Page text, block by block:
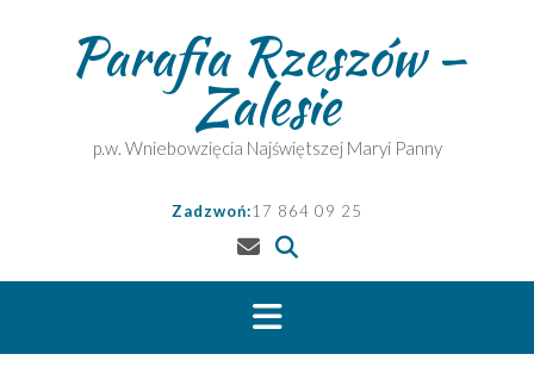
Parafia Rzeszów –
Zalesie
p.w. Wniebowzięcia Najświętszej Maryi Panny
Zadzwoń:17 864 09 25